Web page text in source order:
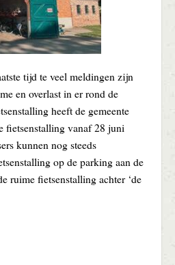
tijd te veel meldingen zijn
en overlast in er rond de
heeft de gemeente
fietsenstalling vanaf 28 juni
kunnen nog steeds
op de parking aan de
ruime fietsenstalling achter ‘de